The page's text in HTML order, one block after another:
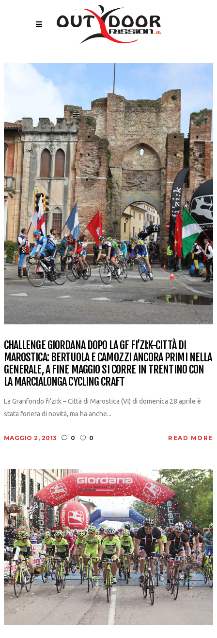
CHALLENGE GIORDANA DOPO LA GF FI’ZI:K-CITTÀ DI
MAROSTICA: BERTUOLA E CAMOZZI ANCORA PRIMI NELLA
GENERALE, A FINE MAGGIO SI CORRE IN TRENTINO CON
LA MARCIALONGA CYCLING CRAFT
La Granfondo fi’zi:k – Città di Marostica (VI) di domenica 28 aprile è
stata foriera di novità, ma ha anche...
MAGGIO 2, 2013 0 0 READ MORE